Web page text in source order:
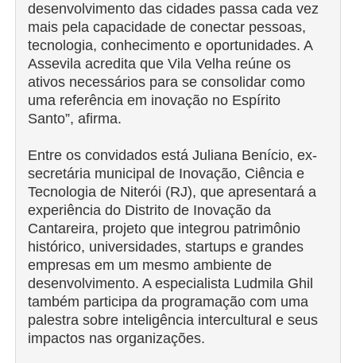
desenvolvimento das cidades passa cada vez
mais pela capacidade de conectar pessoas,
tecnologia, conhecimento e oportunidades. A
Assevila acredita que Vila Velha reúne os
ativos necessários para se consolidar como
uma referência em inovação no Espírito
Santo”, afirma.
Entre os convidados está Juliana Benício, ex-
secretária municipal de Inovação, Ciência e
Tecnologia de Niterói (RJ), que apresentará a
experiência do Distrito de Inovação da
Cantareira, projeto que integrou patrimônio
histórico, universidades, startups e grandes
empresas em um mesmo ambiente de
desenvolvimento. A especialista Ludmila Ghil
também participa da programação com uma
palestra sobre inteligência intercultural e seus
impactos nas organizações.